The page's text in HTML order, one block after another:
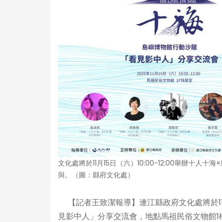
文化處將於11月15日（六）10:00-12:00舉辦十人十
與。（圖：縣府文化處）
【記者王致潔報導】連江縣政府文化處將於
見影中人」分享交流會，地點馬祖民俗文物